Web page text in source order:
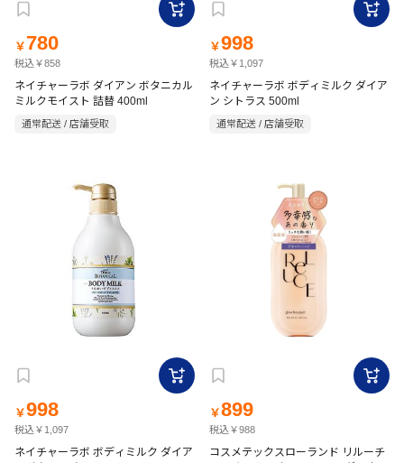
￥ 780
税込￥858
ネイチャーラボ ダイアン ボタニカル
ミルクモイスト 詰替 400ml
通常配送 / 店舗受取
￥998
税込￥1,097
ネイチャーラボ ボディミルク ダイア
ン シトラス 500ml
通常配送 / 店舗受取
￥998
税込￥1,097
ネイチャーラボ ボディミルク ダイア
￥899
税込￥988
コスメテックスローランド リルーチ